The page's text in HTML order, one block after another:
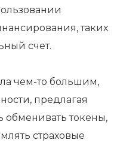
таких
счет.
чем-то большим,
предлагая
обменивать токены,
страховые